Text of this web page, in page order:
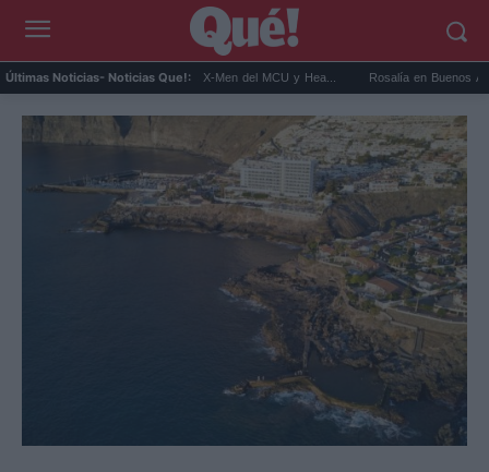
Últimas Noticias- Noticias Que!:
será Cíclope en los X-Men del MCU y Hea... Rosalía en Buenos Aires: